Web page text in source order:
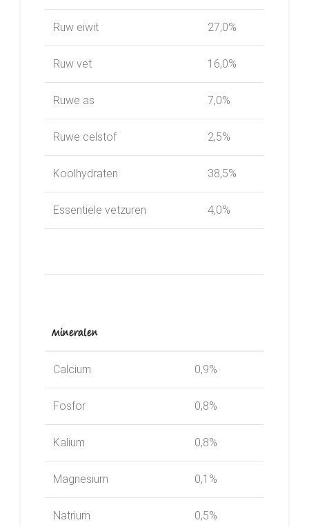
Ruw eiwit 27,0%
Ruw vet 16,0%
Ruwe as 7,0%
Ruwe celstof 2,5%
Koolhydraten 38,5%
Essentiële vetzuren 4,0%
Mineralen
Calcium 0,9%
Fosfor 0,8%
Kalium 0,8%
Magnesium 0,1%
Natrium 0,5%